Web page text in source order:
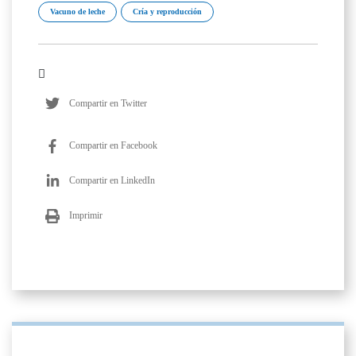
Vacuno de leche Cría y reproducción
Compartir en Twitter
Compartir en Facebook
Compartir en LinkedIn
Imprimir